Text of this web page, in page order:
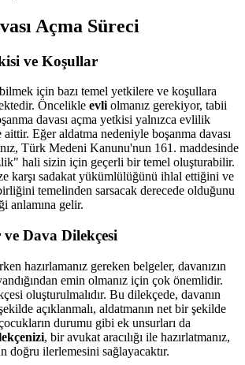
Açma Süreci
ve Koşullar
için bazı temel yetkilere ve koşullara
Öncelikle evli olmanız gerekiyor, tabii
davası açma yetkisi yalnızca evlilik
Eğer aldatma nedeniyle boşanma davası
Türk Medeni Kanunu'nun 161. maddesinde
hali sizin için geçerli bir temel oluşturabilir.
karşı sadakat yükümlülüğünü ihlal ettiğini ve
temelinden sarsacak derecede olduğunu
anlamına gelir.
Dava Dilekçesi
hazırlamanız gereken belgeler, davanızın
emin olmanız için çok önemlidir.
oluşturulmalıdır. Bu dilekçede, davanın
açıklanmalı, aldatmanın net bir şekilde
durumu gibi ek unsurları da
, bir avukat aracılığı ile hazırlatmanız,
doğru ilerlemesini sağlayacaktır.